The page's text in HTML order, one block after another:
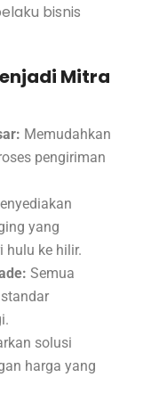
bisnis
Mitra
Memudahkan
pengiriman
yang
hulu ke hilir.
Semua
solusi
harga yang